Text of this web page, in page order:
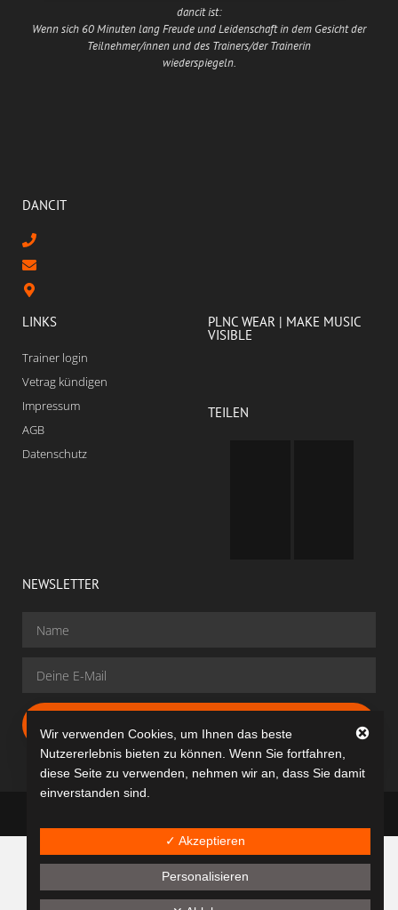
dancit ist:
Wenn sich 60 Minuten lang Freude und Leidenschaft in dem Gesicht der
Teilnehmer/innen und des Trainers/der Trainerin
wiederspiegeln.
DANCIT
LINKS
Trainer login
Vetrag kündigen
Impressum
AGB
Datenschutz
PLNC WEAR | MAKE MUSIC
VISIBLE
TEILEN
NEWSLETTER
Gratis Anmelden
Wir verwenden Cookies, um Ihnen das beste
Nutzererlebnis bieten zu können. Wenn Sie fortfahren,
diese Seite zu verwenden, nehmen wir an, dass Sie damit
einverstanden sind.
✓ Akzeptieren
Personalisieren